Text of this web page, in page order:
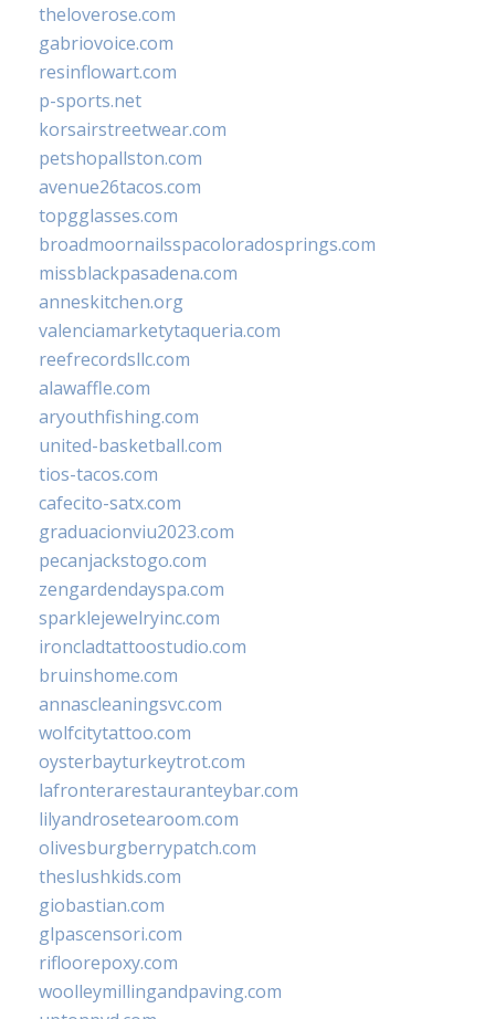
theloverose.com
gabriovoice.com
resinflowart.com
p-sports.net
korsairstreetwear.com
petshopallston.com
avenue26tacos.com
topgglasses.com
broadmoornailsspacoloradosprings.com
missblackpasadena.com
anneskitchen.org
valenciamarketytaqueria.com
reefrecordsllc.com
alawaffle.com
aryouthfishing.com
united-basketball.com
tios-tacos.com
cafecito-satx.com
graduacionviu2023.com
pecanjackstogo.com
zengardendayspa.com
sparklejewelryinc.com
ironcladtattoostudio.com
bruinshome.com
annascleaningsvc.com
wolfcitytattoo.com
oysterbayturkeytrot.com
lafronterarestauranteybar.com
lilyandrosetearoom.com
olivesburgberrypatch.com
theslushkids.com
giobastian.com
glpascensori.com
rifloorepoxy.com
woolleymillingandpaving.com